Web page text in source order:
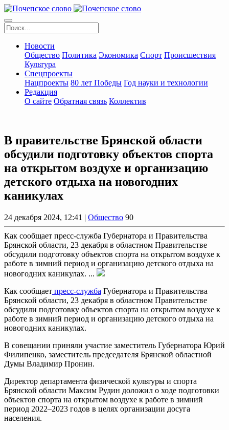
Новости
Общество Политика Экономика Спорт Происшествия
Культура
Спецпроекты
Нацпроекты 80 лет Победы Год науки и технологии
Редакция
О сайте Обратная связь Коллектив
В правительстве Брянской области
обсудили подготовку объектов спорта
на открытом воздухе и организацию
детского отдыха на новогодних
каникулах
24 декабря 2024, 12:41 | Общество 90
Как сообщает пресс-служба Губернатора и Правительства
Брянской области, 23 декабря в областном Правительстве
обсудили подготовку объектов спорта на открытом воздухе к
работе в зимний период и организацию детского отдыха на
новогодних каникулах. ...
Как сообщает пресс-служба Губернатора и Правительства
Брянской области, 23 декабря в областном Правительстве
обсудили подготовку объектов спорта на открытом воздухе к
работе в зимний период и организацию детского отдыха на
новогодних каникулах.
В совещании приняли участие заместитель Губернатора Юрий
Филипенко, заместитель председателя Брянской областной
Думы Владимир Пронин.
Директор департамента физической культуры и спорта
Брянской области Максим Рудин доложил о ходе подготовки
объектов спорта на открытом воздухе к работе в зимний
период 2022–2023 годов в целях организации досуга
населения.